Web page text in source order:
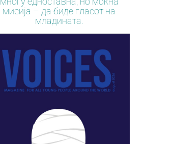
мисија – да биде гласот на
младината.